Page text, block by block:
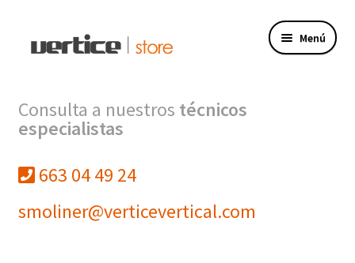
Menú
Productos
Finalizar compra
Mi cuenta
Consulta a nuestros técnicos
especialistas
663 04 49 24
smoliner@verticevertical.com